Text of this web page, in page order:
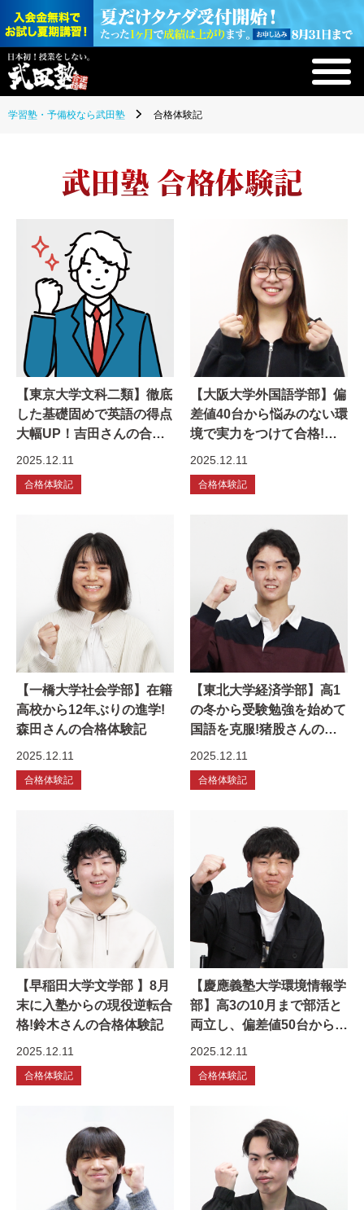
学習塾・予備校なら武田塾 合格体験記
武田塾 合格体験記
【東京大学文科二類】徹底
した基礎固めで英語の得点
大幅UP！吉田さんの合格
体験記
2025.12.11
合格体験記
【大阪大学外国語学部】偏
差値40台から悩みのない環
境で実力をつけて合格!青
木さんの合格体験記
2025.12.11
合格体験記
【一橋大学社会学部】在籍
高校から12年ぶりの進学!
森田さんの合格体験記
2025.12.11
合格体験記
【東北大学経済学部】高1
の冬から受験勉強を始めて
国語を克服!猪股さんの合
格体験記
2025.12.11
合格体験記
【早稲田大学文学部 】8月
末に入塾からの現役逆転合
格!鈴木さんの合格体験記
2025.12.11
合格体験記
【慶應義塾大学環境情報学
部】高3の10月まで部活と
両立し、偏差値50台からの
大逆転!竹田さんの合格体
験記
2025.12.11
合格体験記